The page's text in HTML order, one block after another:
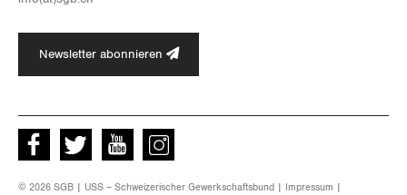
Newsletter abonnieren
Facebook Twitter Youtube instagram
© 2026 SGB | USS – Schweizerischer Gewerkschaftsbund | Impressum